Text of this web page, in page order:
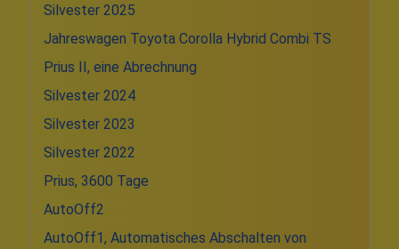
Silvester 2025
Jahreswagen Toyota Corolla Hybrid Combi TS
Prius II, eine Abrechnung
Silvester 2024
Silvester 2023
Silvester 2022
Prius, 3600 Tage
AutoOff2
AutoOff1, Automatisches Abschalten von